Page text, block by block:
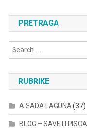
PRETRAGA
RUBRIKE
A SADA LAGUNA (37)
BLOG – SAVETI PISCA